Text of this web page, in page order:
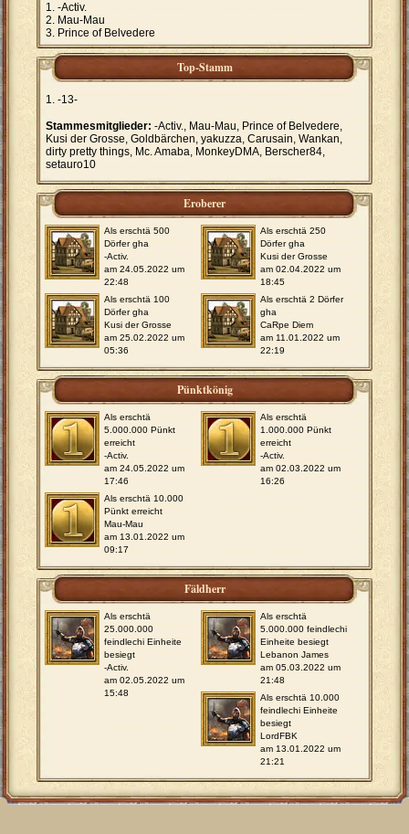
-Activ.
Mau-Mau
Prince of Belvedere
Top-Stamm
-13-
Stammesmitglieder: -Activ., Mau-Mau, Prince of Belvedere,
Kusi der Grosse, Goldbärchen, yakuzza, Carusain, Wankan,
dirty pretty things, Mc. Amaba, MonkeyDMA, Berscher84,
setauro10
Eroberer
Als erschtä 500
Dörfer gha
-Activ.
am 24.05.2022 um
22:48
Als erschtä 250
Dörfer gha
Kusi der Grosse
am 02.04.2022 um
18:45
Als erschtä 100
Dörfer gha
Kusi der Grosse
am 25.02.2022 um
05:36
Als erschtä 2 Dörfer
gha
CaRpe Diem
am 11.01.2022 um
22:19
Pünktkönig
Als erschtä
5.000.000 Pünkt
erreicht
-Activ.
am 24.05.2022 um
17:46
Als erschtä
1.000.000 Pünkt
erreicht
-Activ.
am 02.03.2022 um
16:26
Als erschtä 10.000
Pünkt erreicht
Mau-Mau
am 13.01.2022 um
09:17
Fäldherr
Als erschtä
25.000.000
feindlechi Einheite
besiegt
-Activ.
am 02.05.2022 um
15:48
Als erschtä
5.000.000 feindlechi
Einheite besiegt
Lebanon James
am 05.03.2022 um
21:48
Als erschtä 10.000
feindlechi Einheite
besiegt
LordFBK
am 13.01.2022 um
21:21